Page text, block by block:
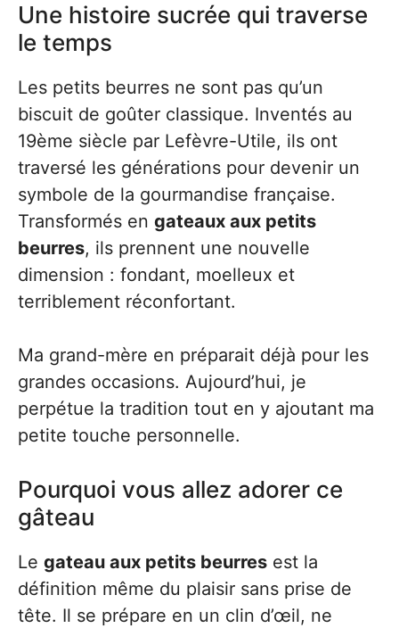
Une histoire sucrée qui traverse
le temps
Les petits beurres ne sont pas qu’un
biscuit de goûter classique. Inventés au
19ème siècle par Lefèvre-Utile, ils ont
traversé les générations pour devenir un
symbole de la gourmandise française.
Transformés en gateaux aux petits
beurres, ils prennent une nouvelle
dimension : fondant, moelleux et
terriblement réconfortant.
Ma grand-mère en préparait déjà pour les
grandes occasions. Aujourd’hui, je
perpétue la tradition tout en y ajoutant ma
petite touche personnelle.
Pourquoi vous allez adorer ce
gâteau
Le gateau aux petits beurres est la
définition même du plaisir sans prise de
tête. Il se prépare en un clin d’œil, ne